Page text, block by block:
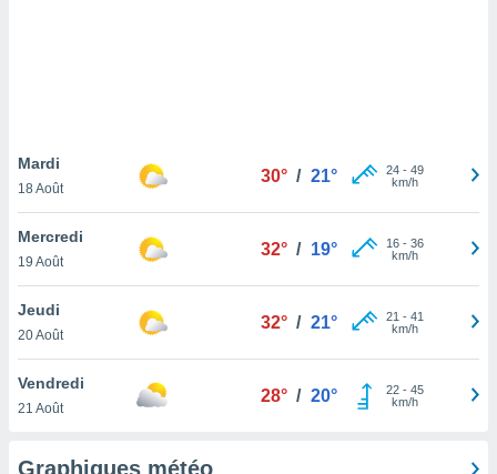
notre
que
et que
Mardi
18 Août
30° / 21° 24- 49
km/h
Mercredi
19 Août
32° / 19° 16- 36
km/h
Jeudi
20 Août
32° / 21° 21 - 41
km/h
Vendredi
21 Août
28° / 20° 22- 45
km/h
Graphiques météo